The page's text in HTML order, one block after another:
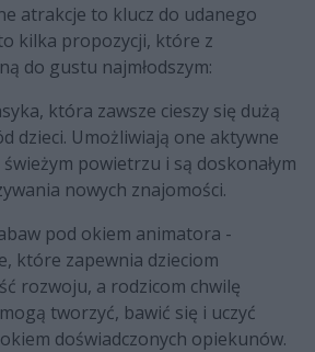
atrakcje to klucz do udanego
kilka propozycji, które z
do gustu najmłodszym:
która zawsze cieszy się dużą
dzieci. Umożliwiają one aktywne
powietrzu i są doskonałym
nowych znajomości.
pod okiem animatora -
które zapewnia dzieciom
rozwoju, a rodzicom chwilę
tworzyć, bawić się i uczyć
doświadczonych opiekunów.